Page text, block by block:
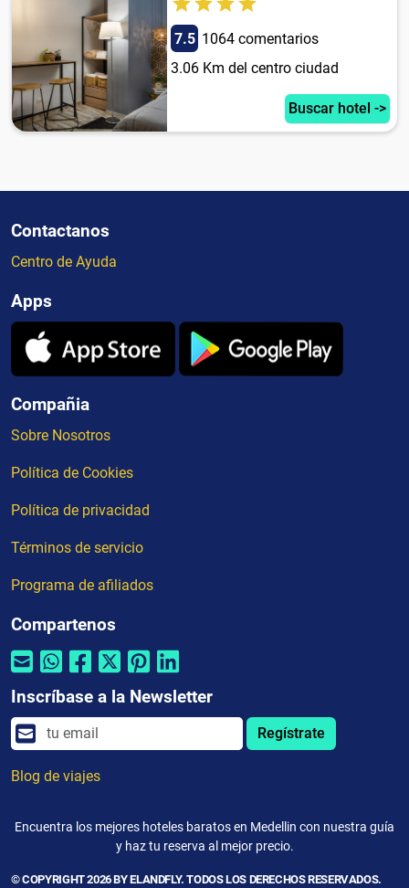
7.5 1064 comentarios
3.06 Km del centro ciudad
Buscar hotel ->
Contactanos
Centro de Ayuda
Apps
Compañia
Sobre Nosotros
Política de Cookies
Política de privacidad
Términos de servicio
Programa de afiliados
Compartenos
Inscríbase a la Newsletter
Regístrate
Blog de viajes
Encuentra los mejores hoteles baratos en Medellin con nuestra guía
y haz tu reserva al mejor precio.
© COPYRIGHT 2026 BY ELANDFLY. TODOS LOS DERECHOS RESERVADOS.